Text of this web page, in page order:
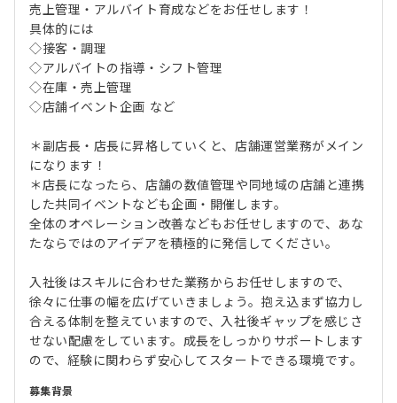
売上管理・アルバイト育成などをお任せします！
具体的には
◇接客・調理
◇アルバイトの指導・シフト管理
◇在庫・売上管理
◇店舗イベント企画 など
＊副店長・店長に昇格していくと、店舗運営業務がメイン
になります！
＊店長になったら、店舗の数値管理や同地域の店舗と連携
した共同イベントなども企画・開催します。
全体のオペレーション改善などもお任せしますので、あな
たならではのアイデアを積極的に発信してください。
入社後はスキルに合わせた業務からお任せしますので、
徐々に仕事の幅を広げていきましょう。抱え込まず協力し
合える体制を整えていますので、入社後ギャップを感じさ
せない配慮をしています。成長をしっかりサポートします
ので、経験に関わらず安心してスタートできる環境です。
募集背景